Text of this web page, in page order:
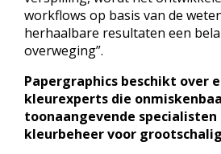
workflows op basis van de
herhaalbare resultaten een
overweging”.
Papergraphics beschikt over
kleurexperts die
toonaangevende specialisten
kleurbeheer voor